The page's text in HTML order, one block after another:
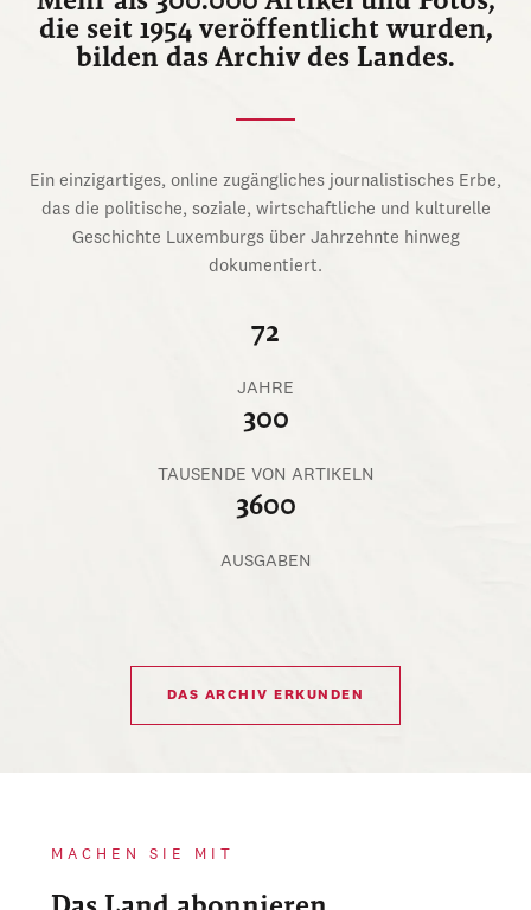
die seit 1954 veröffentlicht wurden,
bilden das Archiv des Landes.
Ein einzigartiges, online zugängliches journalistisches Erbe,
das die politische, soziale, wirtschaftliche und kulturelle
Geschichte Luxemburgs über Jahrzehnte hinweg
dokumentiert.
72
JAHRE
300
TAUSENDE VON ARTIKELN
3600
AUSGABEN
DAS ARCHIV ERKUNDEN
MACHEN SIE MIT